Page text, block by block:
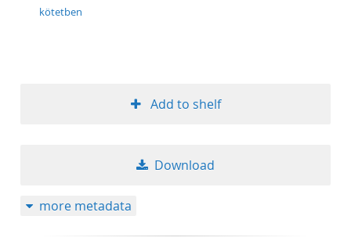
kötetben
Add to shelf
Download
more metadata